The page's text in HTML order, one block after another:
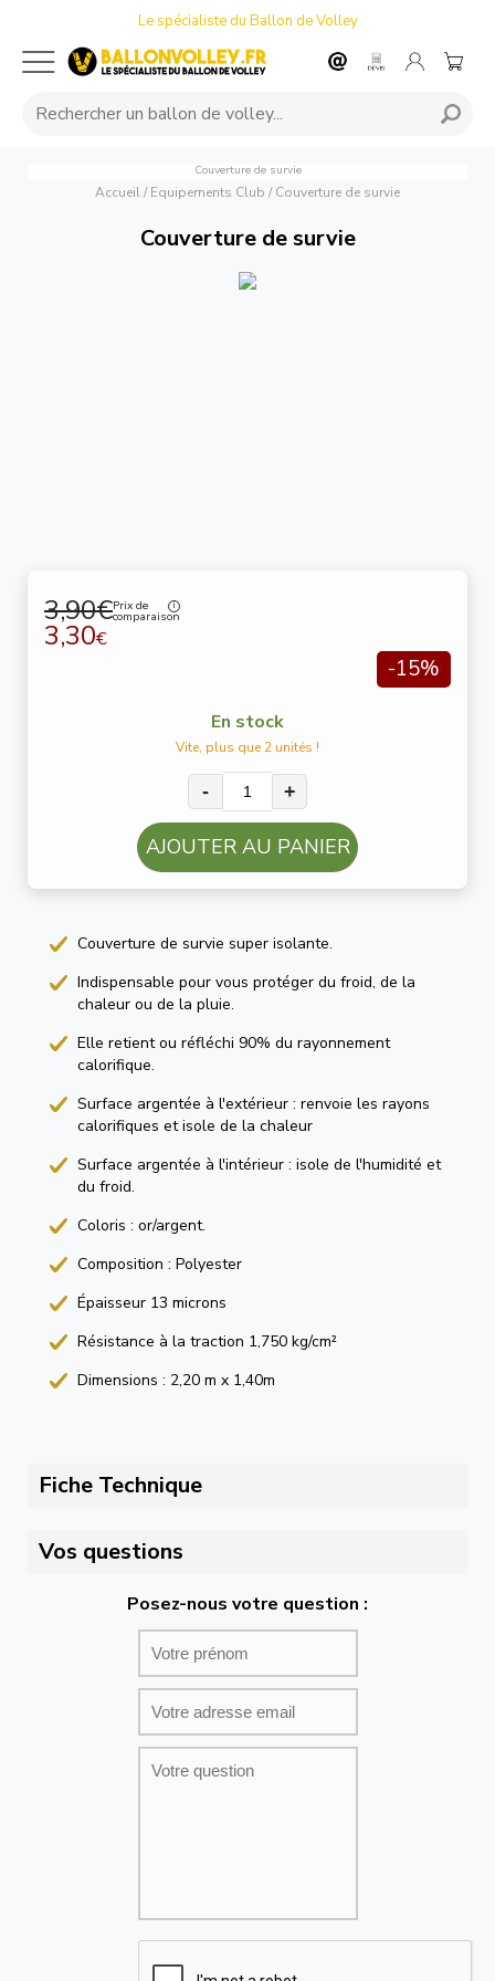
Le spécialiste du Ballon de Volley
Couverture de survie
Accueil/ Equipements Club / Couverture de survie
Couverture de survie
3,90€Prix de
comparaison
3,30€
-15%
En stock
Vite, plus que 2 unités !
- +
AJOUTER AU PANIER
Couverture de survie super isolante.
Indispensable pour vous protéger du froid, de la
chaleur ou de la pluie.
Elle retient ou réfléchi 90% du rayonnement
calorifique.
Surface argentée à l'extérieur : renvoie les rayons
calorifiques et isole de la chaleur
Surface argentée à l'intérieur : isole de l'humidité et
du froid.
Coloris : or/argent.
Composition : Polyester
Épaisseur 13 microns
Résistance à la traction 1,750 kg/cm²
Dimensions : 2,20 m x 1,40m
Fiche Technique
Vos questions
Posez-nous votre question :